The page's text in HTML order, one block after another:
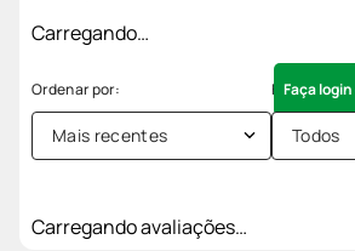
Carregando…
Faça
Mais recentes Todos
Carregando avaliações…